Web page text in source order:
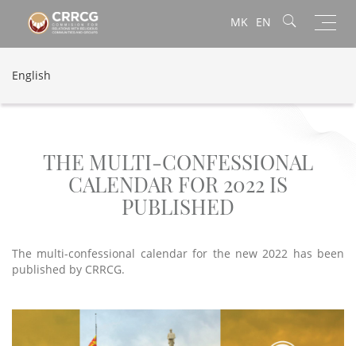
MK EN
English
THE MULTI-CONFESSIONAL
CALENDAR FOR 2022 IS
PUBLISHED
The multi-confessional calendar for the new 2022 has been
published by CRRCG.